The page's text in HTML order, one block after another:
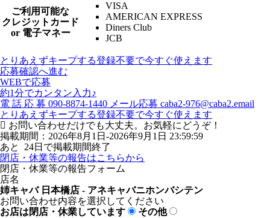
ご利用可能な
クレジットカード
or 電子マネー
VISA
AMERICAN EXPRESS
Diners Club
JCB
とりあえずキープする登録不要で今すぐ使えます
応募確認へ進む
WEBで応募
約1分でカンタン入力♪
電 話 応 募 090-8874-1440 メール応募 caba2-976@caba2.email
とりあえずキープする登録不要で今すぐ使えます
お問い合わせだけでも大丈夫。お気軽にどうぞ！
掲載期間：2026年8月1日-2026年9月1日 23:59:59
あと 24日で掲載期間終了
閉店・休業等の報告はこちらから
閉店・休業等の報告フォーム
店名
姉キャバ 日本橋店 - アネキャバニホンバシテン
お問い合わせ内容を選択してください
お店は閉店・休業しています
その他